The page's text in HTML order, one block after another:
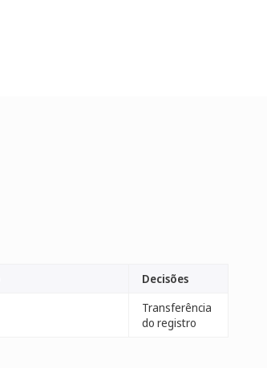
Decisões
Transferência
do registro